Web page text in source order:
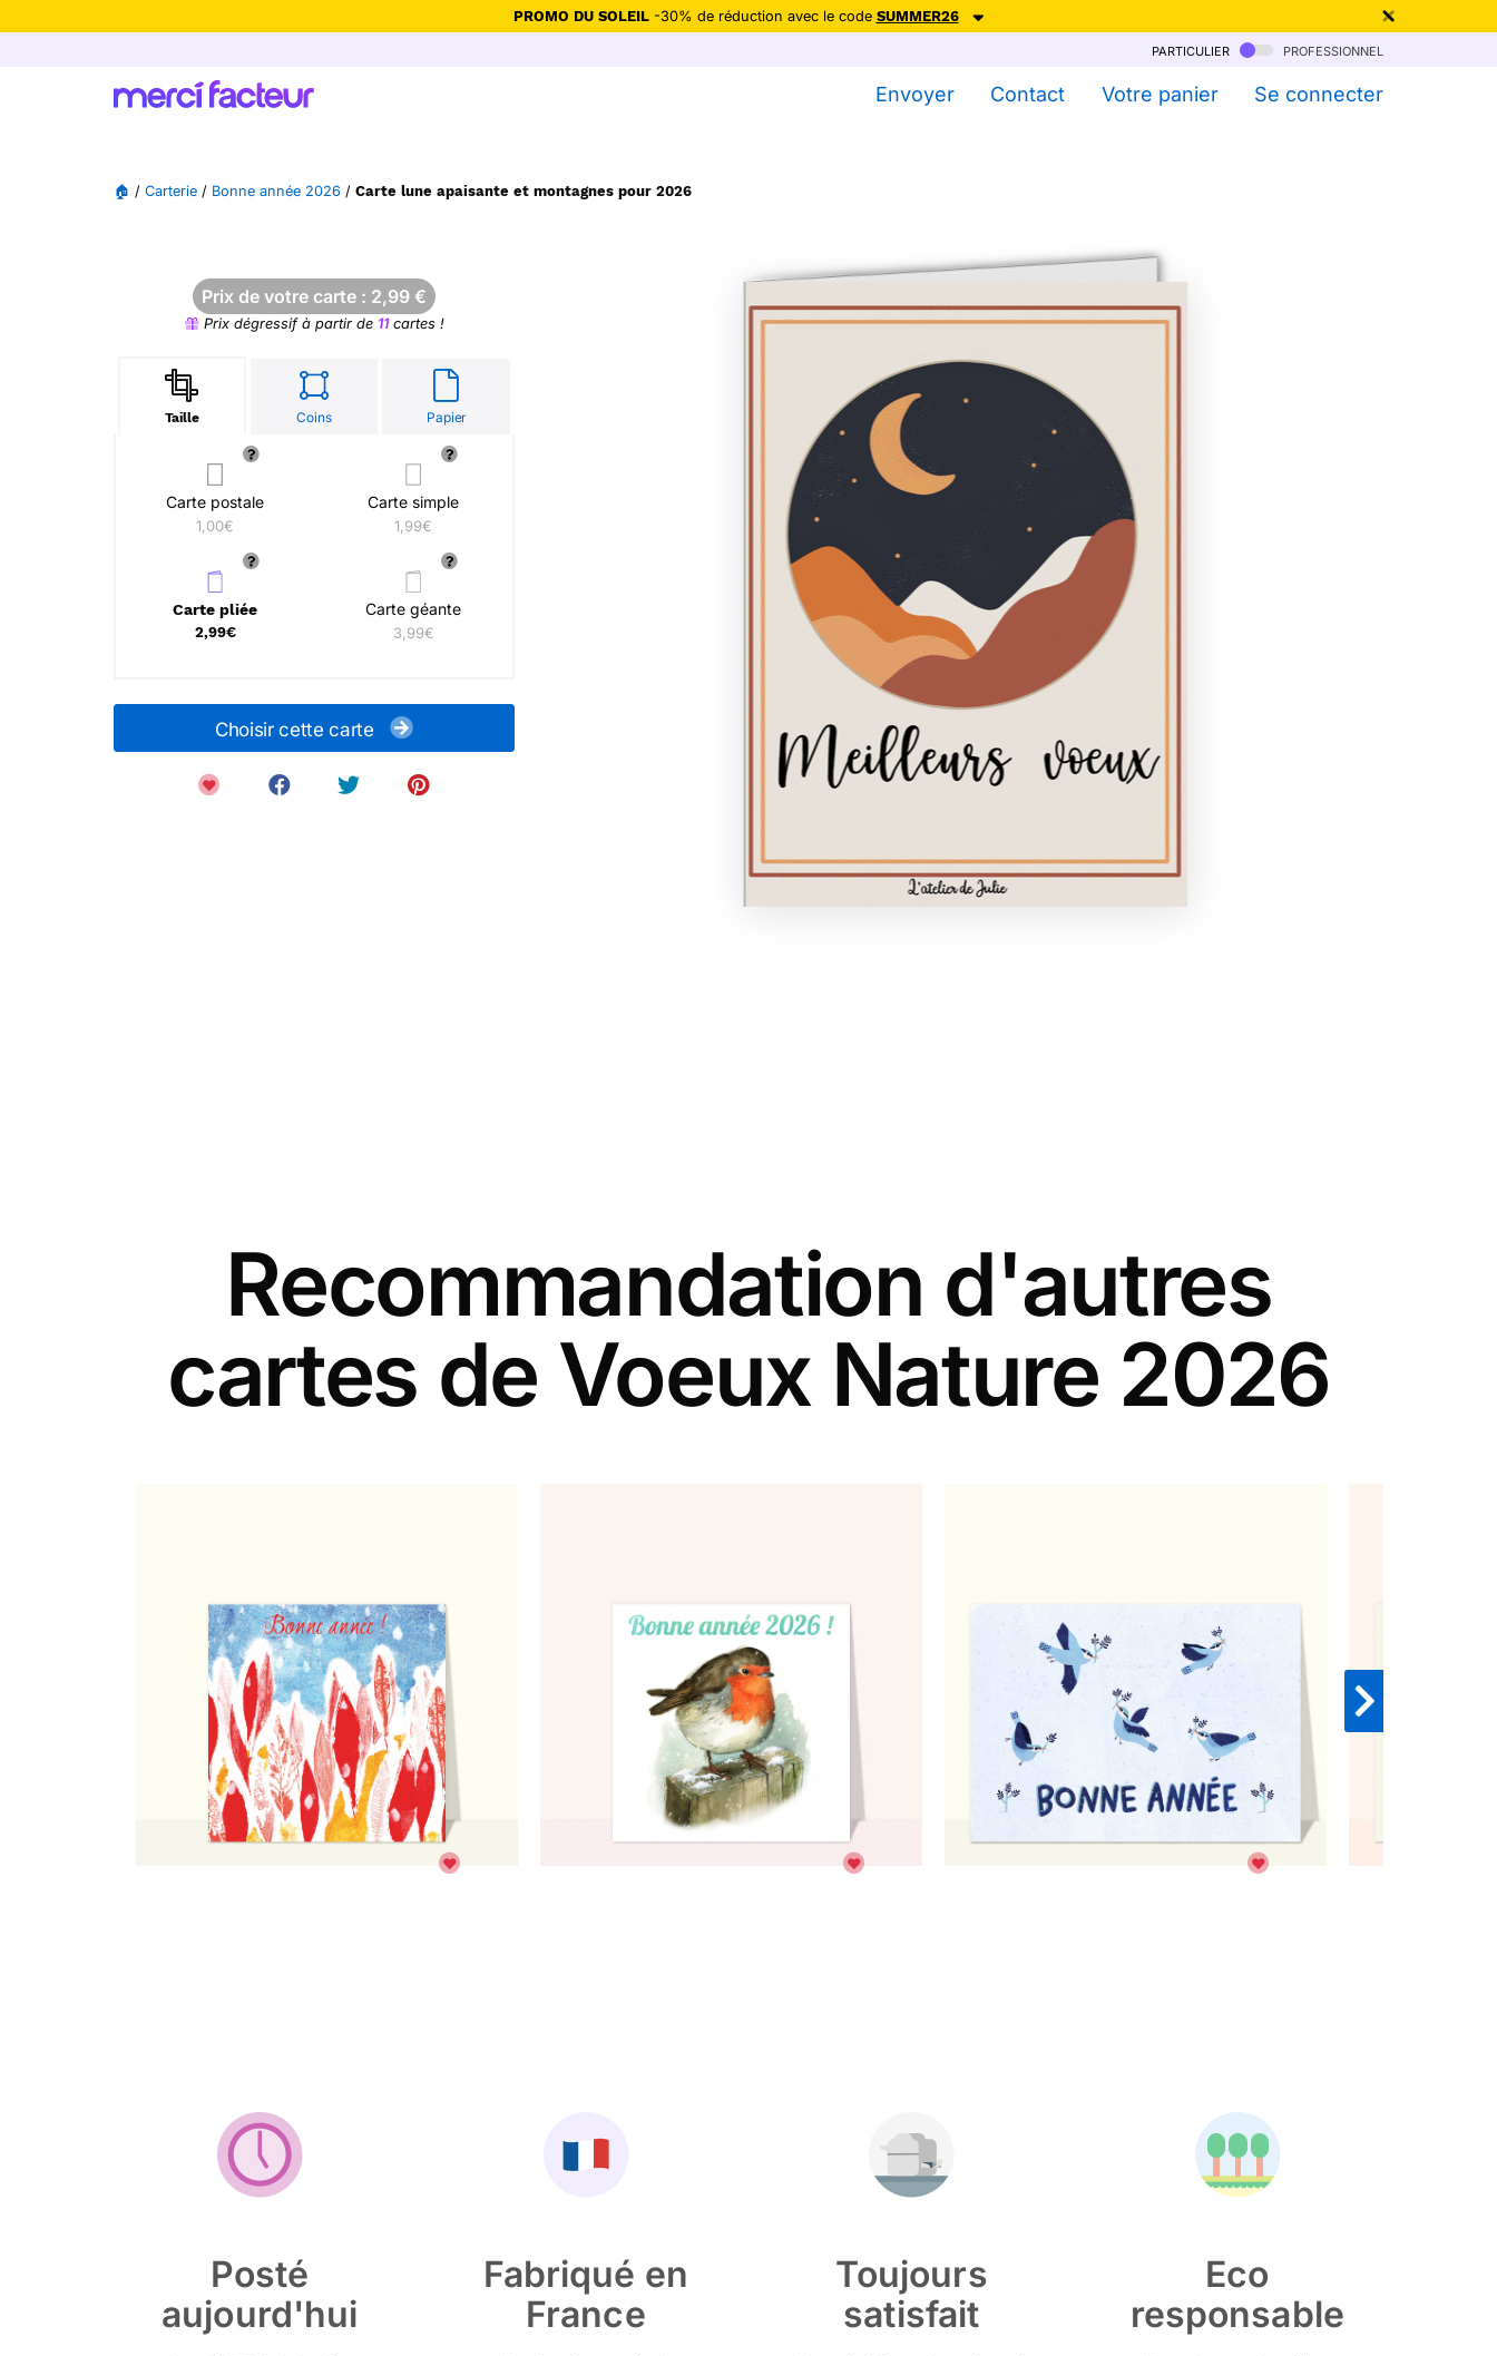
PROMO DU SOLEIL-30% de réduction avec le code SUMMER26
Ne plus afficher
particulier professionnel
Envoyer Contact Votre panier Se connecter
🏠 / Carterie / Bonne année 2026 / Carte lune apaisante et montagnes pour 2026
Prix de votre carte : 2,99 €
Prix dégressif à partir de 11cartes !
Taille Coins Papier
Carte postale
1,00€
Carte simple
1,99€
Carte pliée
2,99€
Carte géante
3,99€
Choisir cette carte
Recommandation d'autres
cartes de Voeux Nature 2026
Posté
aujourd'hui
Fabriqué en
France
Toujours
satisfait
Eco
responsable